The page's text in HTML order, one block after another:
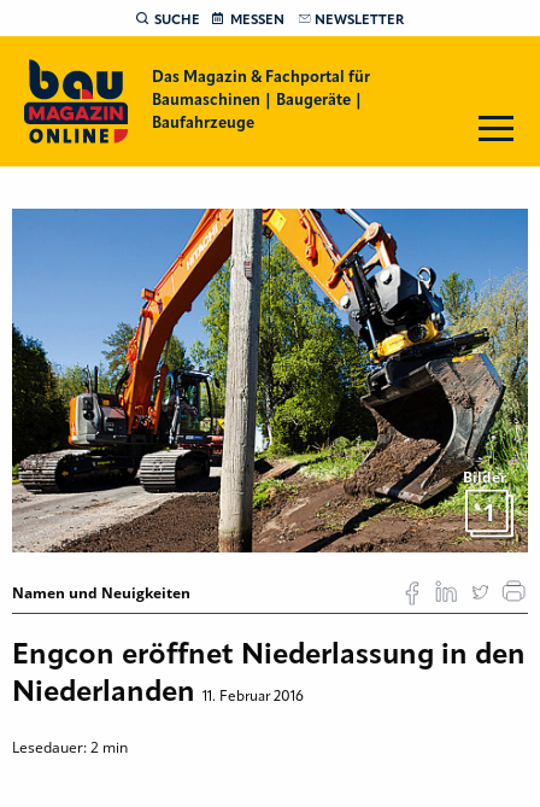
SUCHE MESSEN NEWSLETTER
Das Magazin & Fachportal für
Baumaschinen | Baugeräte |
Baufahrzeuge
Bilder
1
Namen und Neuigkeiten
Engcon eröffnet Niederlassung in den
Niederlanden
11. Februar 2016
Lesedauer:2 min